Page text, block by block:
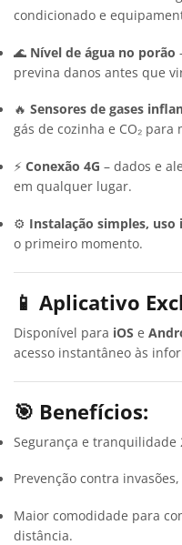
condicionado e
🌊 Nível de água no porão
previna danos antes que
🔥 Sensores de gases
gás de cozinha e CO₂ para
⚡ Conexão 4G – dados e
em qualquer lugar.
⚙️ Instalação simples,
o primeiro momento.
📱 Aplicativo
Disponível para iOS e
acesso instantâneo às
🎯 Benefícios:
Segurança e tranquilidade
Prevenção contra
Maior comodidade para
distância.